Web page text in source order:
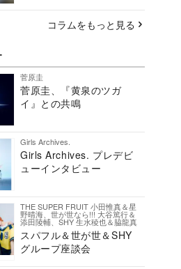
コラムをもっと見る
菅原圭
菅原圭、『黄泉のツガ
イ』との共鳴
Girls Archives.
Girls Archives. プレデビ
ューインタビュー
THE SUPER FRUIT 小田惟真＆星
野晴海、世が世なら!!! 大谷篤行＆
添田陵輔、SHY 生水稜也＆脇龍真
スパフル＆世が世＆SHY
グループ座談会